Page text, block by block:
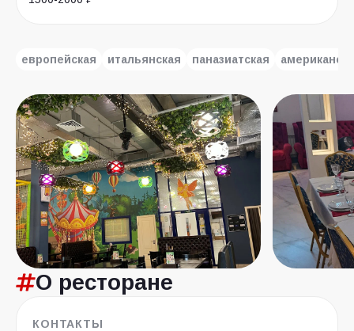
европейская итальянская паназиатская
О ресторане
КОНТАКТЫ